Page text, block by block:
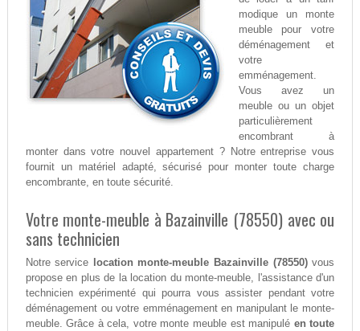
modique un monte
meuble pour votre
déménagement et
votre
emménagement.
Vous avez un
meuble ou un objet
particulièrement
encombrant à
monter dans votre nouvel appartement ? Notre entreprise vous
fournit un matériel adapté, sécurisé pour monter toute charge
encombrante, en toute sécurité.
Votre monte-meuble à Bazainville (78550) avec ou
sans technicien
Notre service location monte-meuble Bazainville (78550)vous
propose en plus de la location du monte-meuble, l'assistance d'un
technicien expérimenté qui pourra vous assister pendant votre
déménagement ou votre emménagement en manipulant le monte-
meuble. Grâce à cela, votre monte meuble est manipulé en toute